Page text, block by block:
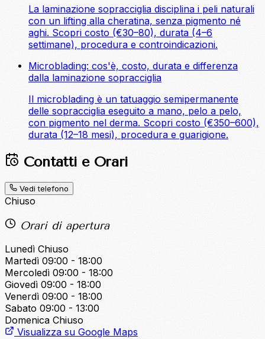
La laminazione sopracciglia disciplina i peli naturali
con un lifting alla cheratina, senza pigmento né
aghi. Scopri costo (€30–80), durata (4–6
settimane), procedura e controindicazioni.
Microblading: cos'è, costo, durata e differenza
dalla laminazione sopracciglia
Il microblading è un tatuaggio semipermanente
delle sopracciglia eseguito a mano, pelo a pelo,
con pigmento nel derma. Scopri costo (€350–600),
durata (12–18 mesi), procedura e guarigione.
Contatti e Orari
Vedi telefono
Chiuso
Orari di apertura
Lunedì Chiuso
Martedì 09:00 - 18:00
Mercoledì 09:00 - 18:00
Giovedì 09:00 - 18:00
Venerdì 09:00 - 18:00
Sabato 09:00 - 13:00
Domenica Chiuso
Visualizza su Google Maps